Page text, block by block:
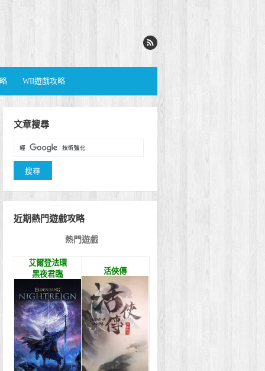
WII遊戲攻略
文章搜尋
近期熱門遊戲攻略
熱門遊戲
艾爾登法環
黑夜君臨
活俠傳